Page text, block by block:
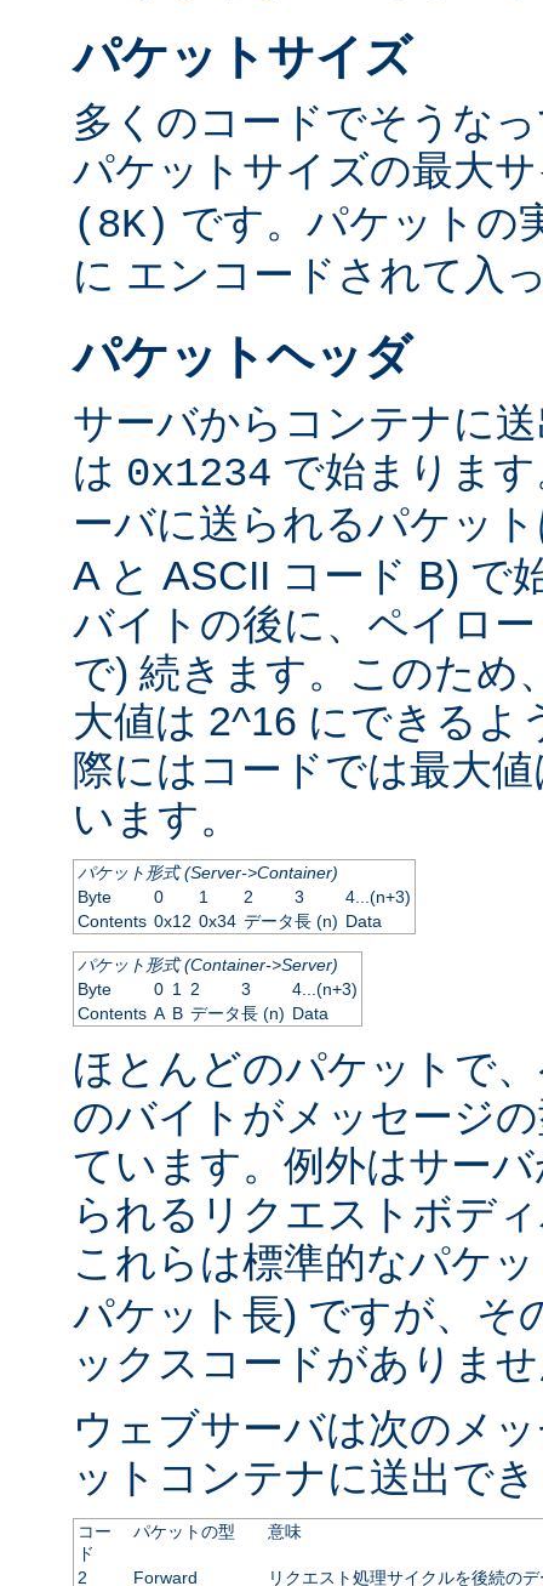
パケットサイズ
多くのコードでそうな
パケットサイズの最大
(8K) です。パケットの
に エンコードされて入
パケットヘッダ
サーバからコンテナに
は 0x1234 で始まりま
ーバに送られるパケッ
A と ASCII コード B) で
バイトの後に、ペイロ
で) 続きます。このため
大値は 2^16 にできるよ
際にはコードでは最大
います。
パケット形式 (Server->Container)
Byte
0 1 2 3
4...(n+3)
Contents 0x12 0x34 データ長 (n) Data
パケット形式 (Container->Server)
Byte
0 1 2 3
4...(n+3)
Contents A B データ長 (n) Data
ほとんどのパケットで
のバイトがメッセージ
ています。例外はサー
られるリクエストボデ
これらは標準的なパケ
パケット長) ですが、そ
ックスコードがありま
ウェブサーバは次のメ
ットコンテナに送出で
コー
ド
パケットの型 意味
2 Forward リクエスト処理サイクルを後続の